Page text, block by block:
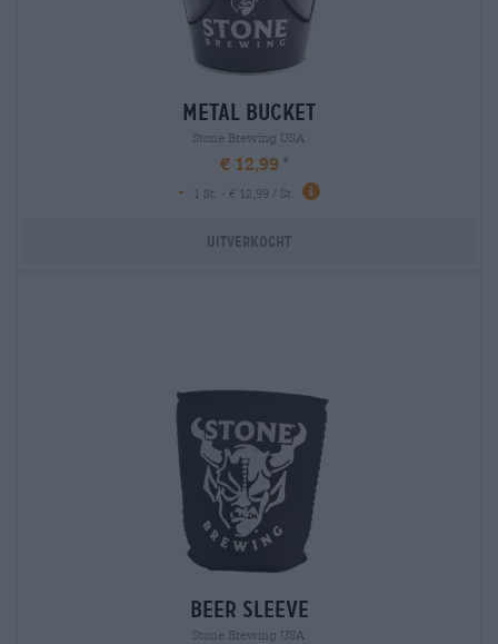
metal bucket
Stone Brewing USA
€ 12,99
-
1 St. - € 12,99 / St.
Uitverkocht
beer sleeve
Stone Brewing USA